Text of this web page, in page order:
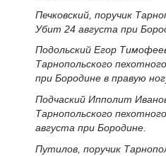
Печковский, поручик
Убит 24 августа при
Подольский Егор
Тарнопольского
при Бородине в правую
Подчаский Ипполит
Тарнопольского
августа при Бородине.
Путилов, поручик